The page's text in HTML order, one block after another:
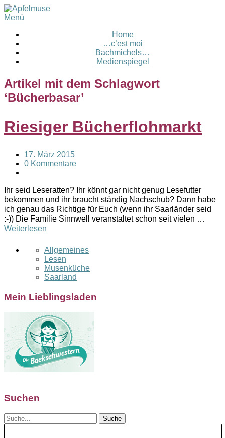
Menü
Home
…c’est moi
Bachmichels…
Medienspiegel
Artikel mit dem Schlagwort
‘Bücherbasar’
Riesiger Bücherflohmarkt
17. März 2015
0 Kommentare
Ihr seid Leseratten? Ihr könnt gar nicht genug Lesefutter
bekommen und ihr braucht ständig Nachschub? Dann habe
ich genau das Richtige für Euch (wenn ihr Saarländer seid
:-)) Die Familie Sinnwell veranstaltet schon seit vielen …
Weiterlesen
Allgemeines
Lesen
Musenküche
Saarland
Mein Lieblingsladen
Suchen